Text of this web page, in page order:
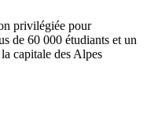
privilégiée pour
de 60 000 étudiants et un
capitale des Alpes